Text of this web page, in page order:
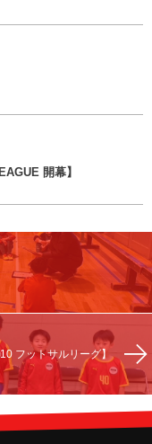
開幕】
フットサルリーグ】